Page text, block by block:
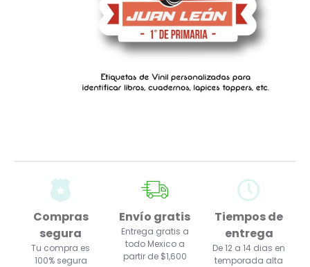
Compras
segura
Tu compra es
100% segura
Envío gratis
Entrega gratis a
todo Mexico a
partir de $1,600
Tiempos de
entrega
De 12 a 14 dias en
temporada alta